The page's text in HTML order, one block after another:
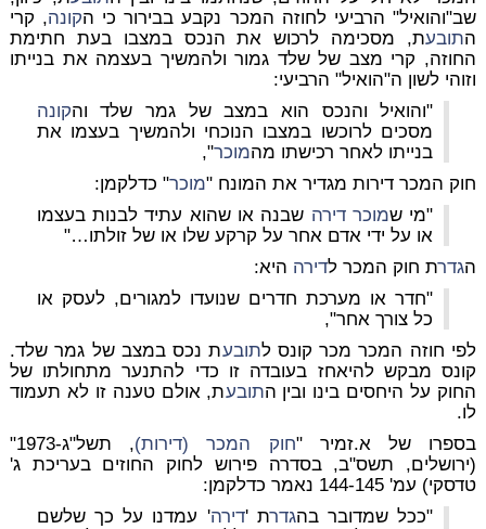
שב"והואיל" הרביעי לחוזה המכר נקבע בבירור כי הקונה, קרי
התובעת, מסכימה לרכוש את הנכס במצבו בעת חתימת
החוזה, קרי מצב של שלד גמור ולהמשיך בעצמה את בנייתו
וזוהי לשון ה"הואיל" הרביעי:
"והואיל והנכס הוא במצב של גמר שלד והקונה
מסכים לרוכשו במצבו הנוכחי ולהמשיך בעצמו את
בנייתו לאחר רכישתו מהמוכר",
חוק המכר דירות מגדיר את המונח "מוכר" כדלקמן:
"מי שמוכר דירה שבנה או שהוא עתיד לבנות בעצמו
או על ידי אדם אחר על קרקע שלו או של זולתו…"
הגדרת חוק המכר לדירה היא:
"חדר או מערכת חדרים שנועדו למגורים, לעסק או
כל צורך אחר",
לפי חוזה המכר מכר קונס לתובעת נכס במצב של גמר שלד.
קונס מבקש להיאחז בעובדה זו כדי להתנער מתחולתו של
החוק על היחסים בינו ובין התובעת, אולם טענה זו לא תעמוד
לו.
בספרו של א.זמיר "חוק המכר (דירות)
, תשל"ג-1973"
(ירושלים, תשס"ב, בסדרה פירוש לחוק החוזים בעריכת ג'
טדסקי) עמ' 144-145 נאמר כדלקמן:
"ככל שמדובר בהגדרת 'דירה' עמדנו על כך שלשם